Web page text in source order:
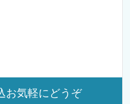
お気軽にどうぞ